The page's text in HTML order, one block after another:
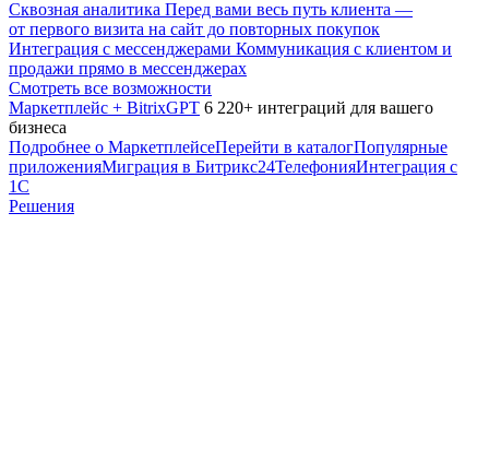
Сквозная аналитика Перед вами весь путь клиента —
от первого визита на сайт до повторных покупок
Интеграция с мессенджерами Коммуникация с клиентом и
продажи прямо в мессенджерах
Смотреть все возможности
Маркетплейс + BitrixGPT 6 220+ интеграций для вашего
бизнеса
Подробнее о МаркетплейсеПерейти в каталогПопулярные
приложенияМиграция в Битрикс24ТелефонияИнтеграция с
1С
Решения